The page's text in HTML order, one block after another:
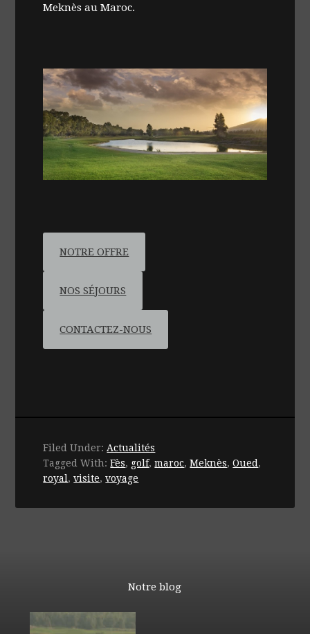
Meknès au Maroc.
NOTRE OFFRE
NOS SÉJOURS
CONTACTEZ-NOUS
Filed Under: Actualités
Tagged With:Fès, golf,maroc,Meknès,Oued ,
royal ,visite,voyage
Notre blog